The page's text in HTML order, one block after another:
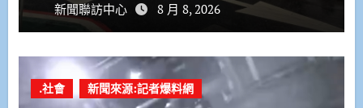
新聞聯訪中心 8 月 8, 2026
.社會 新聞來源:記者爆料網